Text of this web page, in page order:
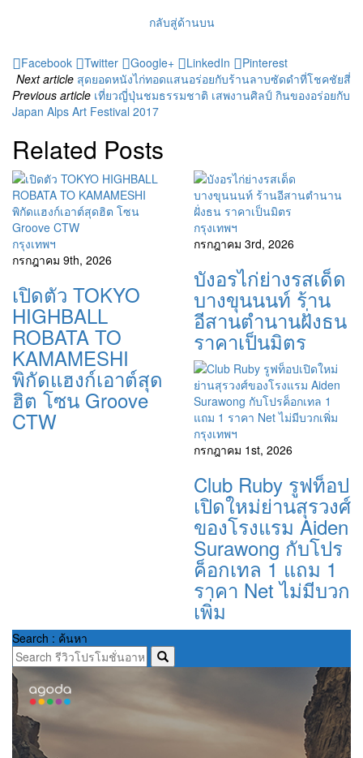
กลับสู่ด้านบน
Facebook Twitter Google+ LinkedIn
Pinterest
Next article สุดยอดหนังไก่ทอดแสนอร่อยกับร้านลาบซัดดำที่โชคชัยสี่
Previous article เที่ยวญี่ปุ่นชมธรรมชาติ เสพงานศิลป์ กินของอร่อยกับ
Japan Alps Art Festival 2017
Related Posts
กรุงเทพฯ
กรกฎาคม 9th, 2026
เปิดตัว TOKYO
HIGHBALL
ROBATA TO
KAMAMESHI
พิกัดแฮงก์เอาต์สุด
ฮิต โซน Groove
CTW
กรุงเทพฯ
กรกฎาคม 3rd, 2026
บังอรไก่ย่างรสเด็ด
บางขุนนนท์ ร้าน
อีสานตำนานฝั่งธน
ราคาเป็นมิตร
กรุงเทพฯ
กรกฎาคม 1st, 2026
Club Ruby รูฟท็อป
เปิดใหม่ย่านสุรวงศ์
ของโรงแรม Aiden
Surawong กับโปร
ค็อกเทล 1 แถม 1
ราคา Net ไม่มีบวก
เพิ่ม
Search : ค้นหา